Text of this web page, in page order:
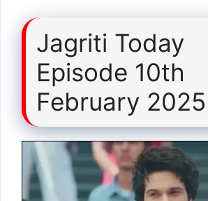
Jagriti Today
Episode 10th
February 2025